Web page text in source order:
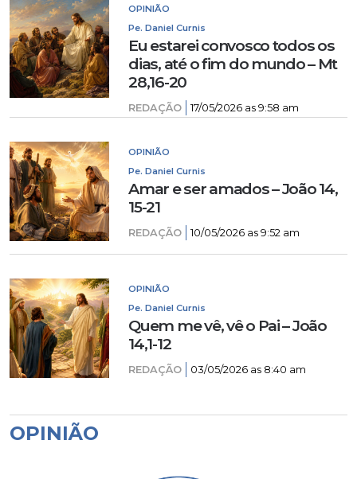
OPINIÃO
Pe. Daniel Curnis
Eu estarei convosco todos os
dias, até o fim do mundo – Mt
28,16-20
REDAÇÃO 17/05/2026 as 9:58 am
OPINIÃO
Pe. Daniel Curnis
Amar e ser amados – João 14,
15-21
REDAÇÃO 10/05/2026 as 9:52 am
OPINIÃO
Pe. Daniel Curnis
Quem me vê, vê o Pai – João
14,1-12
REDAÇÃO 03/05/2026 as 8:40 am
OPINIÃO